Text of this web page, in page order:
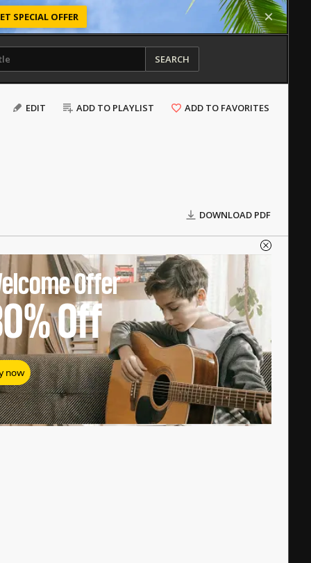
SPECIAL OFFER
SEARCH
EDIT ADD TO PLAYLIST ADD TO FAVORITES
DOWNLOAD PDF
Offer
Off
now